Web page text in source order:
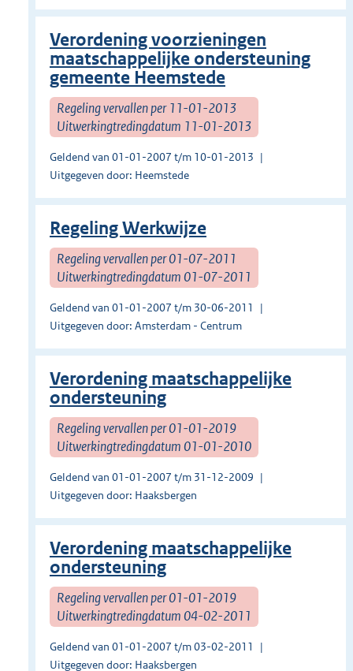
Verordening voorzieningen
maatschappelijke ondersteuning
gemeente Heemstede
Regeling vervallen per 11-01-2013
Uitwerkingtredingdatum 11-01-2013
Geldend van 01-01-2007 t/m 10-01-2013
Uitgegeven door: Heemstede
Regeling Werkwijze
Regeling vervallen per 01-07-2011
Uitwerkingtredingdatum 01-07-2011
Geldend van 01-01-2007 t/m 30-06-2011
Uitgegeven door: Amsterdam - Centrum
Verordening maatschappelijke
ondersteuning
Regeling vervallen per 01-01-2019
Uitwerkingtredingdatum 01-01-2010
Geldend van 01-01-2007 t/m 31-12-2009
Uitgegeven door: Haaksbergen
Verordening maatschappelijke
ondersteuning
Regeling vervallen per 01-01-2019
Uitwerkingtredingdatum 04-02-2011
Geldend van 01-01-2007 t/m 03-02-2011
Uitgegeven door: Haaksbergen